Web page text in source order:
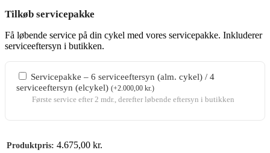
Tilkøb servicepakke
Få løbende service på din cykel med vores servicepakke. Inkluderer
serviceeftersyn i butikken.
Servicepakke – 6 serviceeftersyn (alm. cykel) / 4
serviceeftersyn (elcykel) (+2.000,00 kr.)
Første service efter 2 mdr., derefter løbende eftersyn i butikken
4.675,00 kr.